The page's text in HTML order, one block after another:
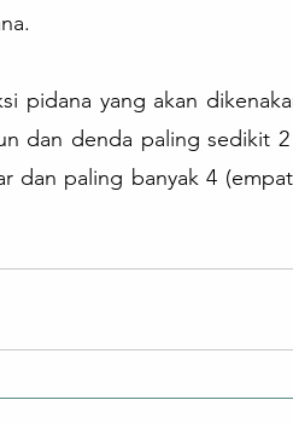
pidana yang akan
dan denda paling sedikit
dan paling banyak 4